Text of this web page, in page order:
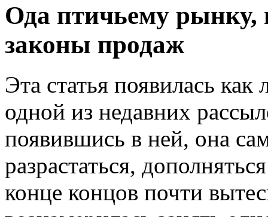
Ода птичьему рынку,
законы продаж
Эта статья появилась как
одной из недавних
появившись в ней, она
разрастаться,
конце концов почти